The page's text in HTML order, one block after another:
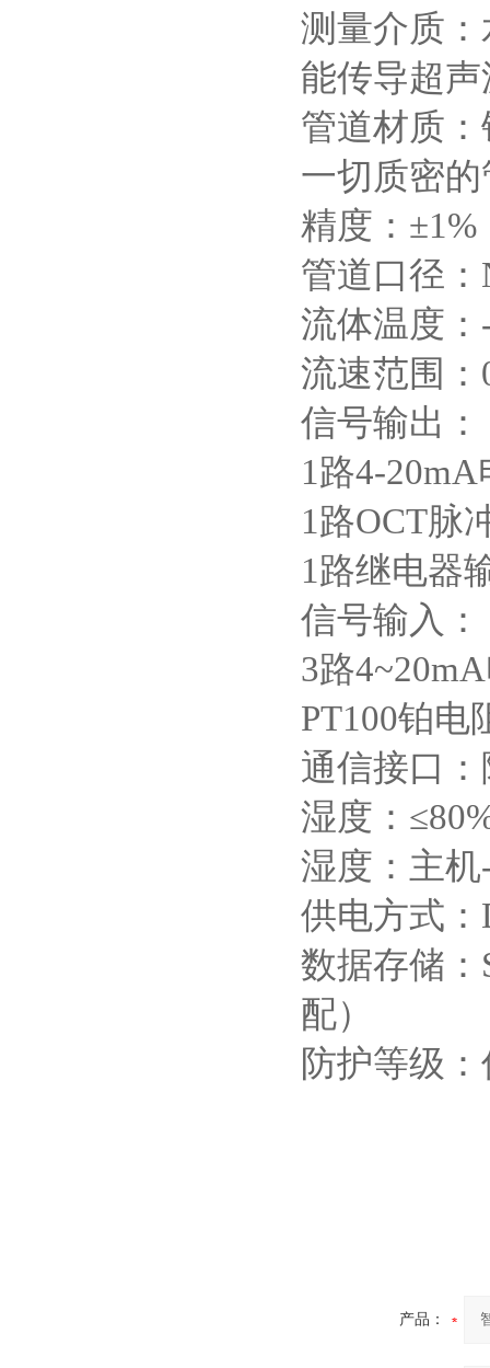
测量介质
能传导超
管道材质
一切质密
精度：±1%
管道口径：
流体温度
流速范围：
信号输出：
1路4-
1路OCT脉
1路继电器
信号输入：
3路
PT100铂电
通信接口
湿度：
湿度：主
供电方式：
数据存储
配）
防护等级
产品：